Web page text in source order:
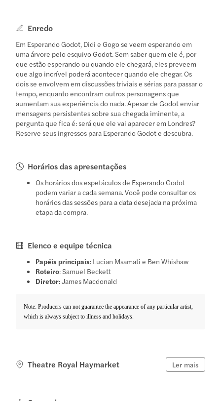
Enredo
Em Esperando Godot, Didi e Gogo se veem esperando em
uma árvore pelo esquivo Godot. Sem saber quem ele é, por
que estão esperando ou quando ele chegará, eles preveem
que algo incrível poderá acontecer quando ele chegar. Os
dois se envolvem em discussões triviais e sérias para passar o
tempo, enquanto encontram outros personagens que
aumentam sua experiência do nada. Apesar de Godot enviar
mensagens persistentes sobre sua chegada iminente, a
pergunta que fica é: será que ele vai aparecer em Londres?
Reserve seus ingressos para Esperando Godot e descubra.
Horários das apresentações
Os horários dos espetáculos de Esperando Godot
podem variar a cada semana. Você pode consultar os
horários das sessões para a data desejada na próxima
etapa da compra.
Elenco e equipe técnica
Papéis principais: Lucian Msamati e Ben Whishaw
Roteiro: Samuel Beckett
Diretor: James Macdonald
Note: Producers can not guarantee the appearance of any particular artist,
which is always subject to illness and holidays.
Theatre Royal Haymarket Ler mais